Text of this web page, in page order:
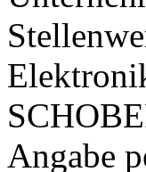
Angabe